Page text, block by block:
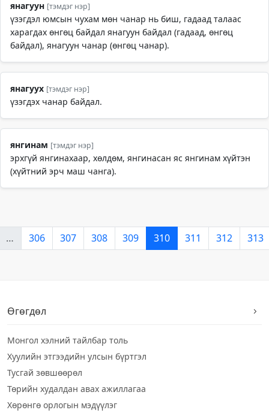
янагуун [тэмдэг нэр]
үзэгдэл юмсын чухам мөн чанар нь биш, гадаад талаас
харагдах өнгөц байдал янагуун байдал (гадаад, өнгөц
байдал), янагуун чанар (өнгөц чанар).
янагуух [тэмдэг нэр]
үзэгдэх чанар байдал.
янгинам [тэмдэг нэр]
эрхгүй янгинахаар, хөлдөм, янгинасан яс янгинам хүйтэн
(хүйтний эрч маш чанга).
… 306 307 308 309 310 311 312 313
Өгөгдөл
Монгол хэлний тайлбар толь
Хуулийн этгээдийн улсын бүртгэл
Тусгай зөвшөөрөл
Төрийн худалдан авах ажиллагаа
Хөрөнгө орлогын мэдүүлэг